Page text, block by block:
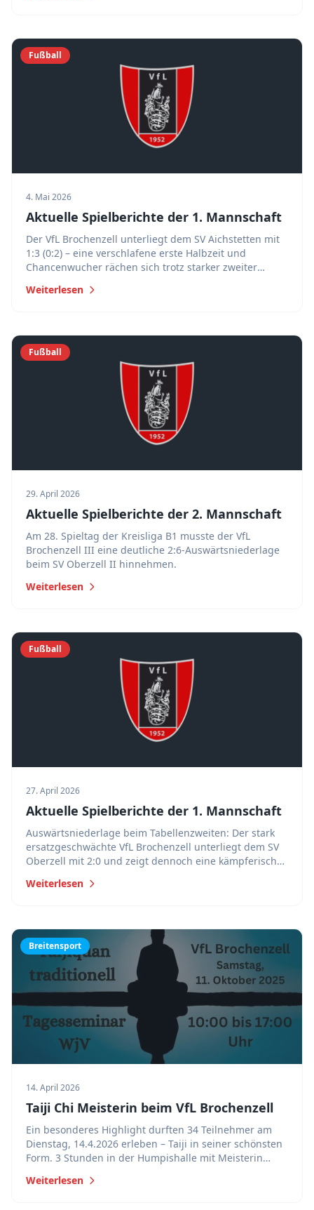
Fußball
4. Mai 2026
Aktuelle Spielberichte der 1. Mannschaft
Der VfL Brochenzell unterliegt dem SV Aichstetten mit
1:3 (0:2) – eine verschlafene erste Halbzeit und
Chancenwucher rächen sich trotz starker zweiter
Weiterlesen
Fußball
29. April 2026
Aktuelle Spielberichte der 2. Mannschaft
Am 28. Spieltag der Kreisliga B1 musste der VfL
Brochenzell III eine deutliche 2:6-Auswärtsniederlage
beim SV Oberzell II hinnehmen.
Weiterlesen
Fußball
27. April 2026
Aktuelle Spielberichte der 1. Mannschaft
Auswärtsniederlage beim Tabellenzweiten: Der stark
ersatzgeschwächte VfL Brochenzell unterliegt dem SV
Oberzell mit 2:0 und zeigt dennoch eine kämpferische
Weiterlesen
Breitensport
14. April 2026
Taiji Chi Meisterin beim VfL Brochenzell
Ein besonderes Highlight durften 34 Teilnehmer am
Dienstag, 14.4.2026 erleben – Taiji in seiner schönsten
Form. 3 Stunden in der Humpishalle mit Meisterin
Weiterlesen